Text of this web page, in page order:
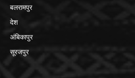
बलरामपुर
देश
अंबिकापुर
सूरजपुर